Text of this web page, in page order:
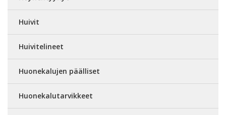
Huivit
Huivitelineet
Huonekalujen päälliset
Huonekalutarvikkeet